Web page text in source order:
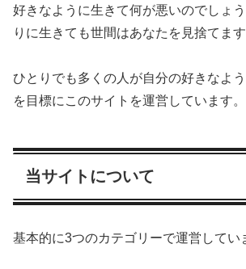
好きなように生きて何が悪いのでしょ
りに生きても世間はあなたを見捨てます
ひとりでも多くの人が自分の好きなよ
を目標にこのサイトを運営しています。
当サイトについて
基本的に3つのカテゴリーで運営してい